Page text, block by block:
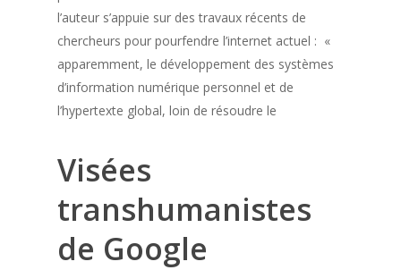
l’auteur s’appuie sur des travaux récents de
chercheurs pour pourfendre l’internet actuel : «
apparemment, le développement des systèmes
d’information numérique personnel et de
l’hypertexte global, loin de résoudre le
Visées
transhumanistes
de Google